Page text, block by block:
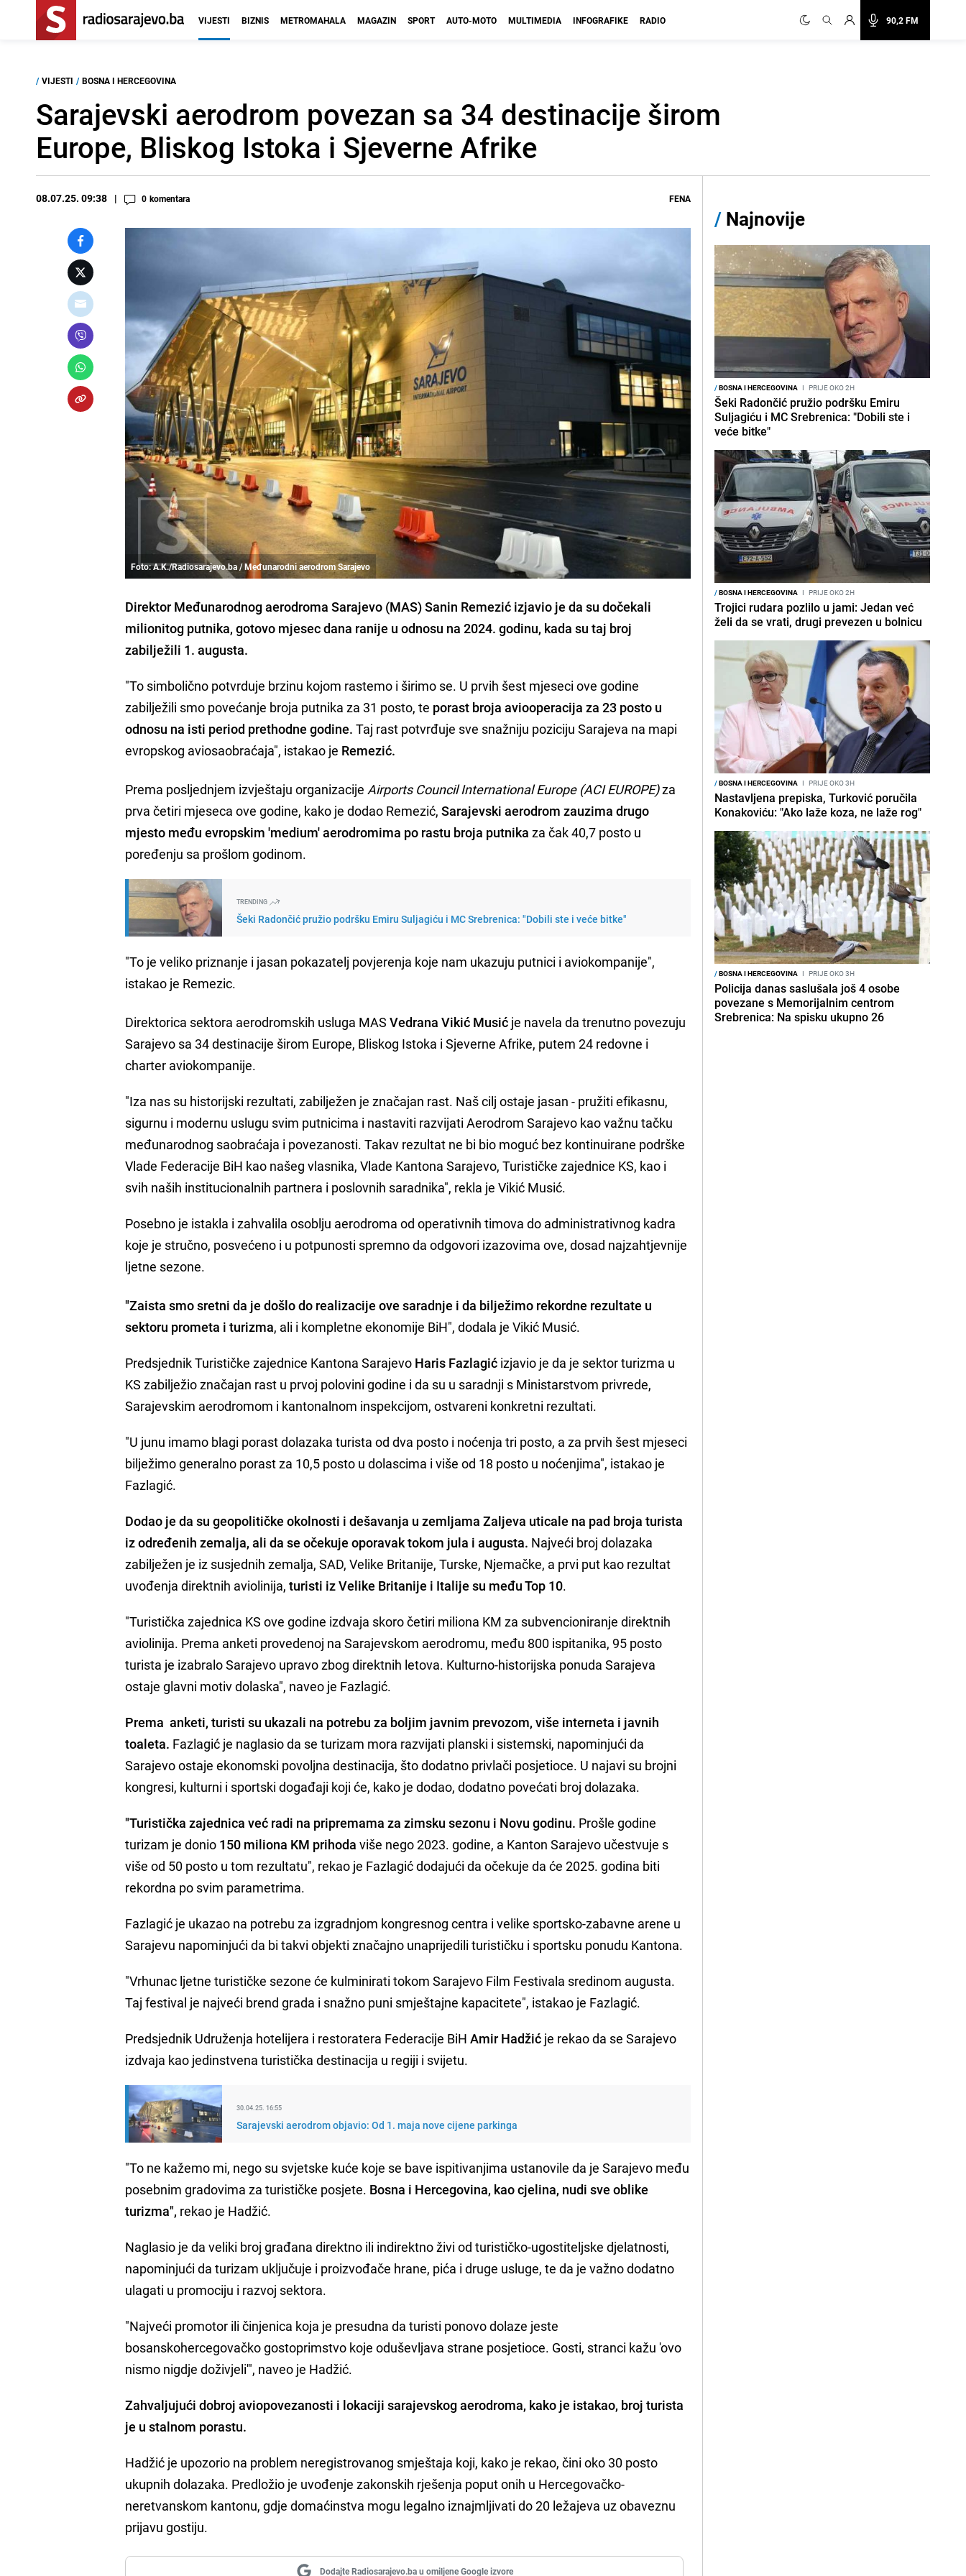
90,2 FM
VIJESTI BIZNIS METROMAHALA MAGAZIN SPORT AUTO-MOTO MULTIMEDIA INFOGRAFIKE RADIO
/ VIJESTI / BOSNA I HERCEGOVINA
Sarajevski aerodrom povezan sa 34 destinacije širom
Europe, Bliskog Istoka i Sjeverne Afrike
08.07.25. 09:38 0 komentara FENA
Foto: A.K./Radiosarajevo.ba / Međunarodni aerodrom Sarajevo
Direktor Međunarodnog aerodroma Sarajevo (MAS) Sanin Remezić izjavio je da su dočekali
milionitog putnika, gotovo mjesec dana ranije u odnosu na 2024. godinu, kada su taj broj
zabilježili 1. augusta.
"To simbolično potvrduje brzinu kojom rastemo i širimo se. U prvih šest mjeseci ove godine
zabilježili smo povećanje broja putnika za 31 posto, te porast broja aviooperacija za 23 posto u
odnosu na isti period prethodne godine. Taj rast potvrđuje sve snažniju poziciju Sarajeva na mapi
evropskog aviosaobraćaja", istakao je Remezić.
Prema posljednjem izvještaju organizacije Airports Council International Europe (ACI EUROPE)za
prva četiri mjeseca ove godine, kako je dodao Remezić, Sarajevski aerodrom zauzima drugo
mjesto među evropskim 'medium' aerodromima po rastu broja putnika za čak 40,7 posto u
poređenju sa prošlom godinom.
TRENDING
Šeki Radončić pružio podršku Emiru Suljagiću i MC Srebrenica: "Dobili ste i veće bitke"
"To je veliko priznanje i jasan pokazatelj povjerenja koje nam ukazuju putnici i aviokompanije",
istakao je Remezic.
Direktorica sektora aerodromskih usluga MASVedrana Vikić Musić je navela da trenutno povezuju
Sarajevo sa 34 destinacije širom Europe, Bliskog Istoka i Sjeverne Afrike, putem 24 redovne i
charter aviokompanije.
"Iza nas su historijski rezultati, zabilježen je značajan rast. Naš cilj ostaje jasan - pružiti efikasnu,
sigurnu i modernu uslugu svim putnicima i nastaviti razvijati Aerodrom Sarajevo kao važnu tačku
međunarodnog saobraćaja i povezanosti. Takav rezultat ne bi bio moguć bez kontinuirane podrške
Vlade Federacije BiH kao našeg vlasnika, Vlade Kantona Sarajevo, Turističke zajednice KS, kao i
svih naših institucionalnih partnera i poslovnih saradnika", rekla je Vikić Musić.
Posebno je istakla i zahvalila osoblju aerodroma od operativnih timova do administrativnog kadra
koje je stručno, posvećeno i u potpunosti spremno da odgovori izazovima ove, dosad najzahtjevnije
ljetne sezone.
"Zaista smo sretni da je došlo do realizacije ove saradnje i da bilježimo rekordne rezultate u
sektoru prometa i turizma, ali i kompletne ekonomije BiH", dodala je Vikić Musić.
Predsjednik Turističke zajednice Kantona Sarajevo Haris Fazlagić izjavio je da je sektor turizma u
KS zabilježio značajan rast u prvoj polovini godine i da su u saradnji s Ministarstvom privrede,
Sarajevskim aerodromom i kantonalnom inspekcijom, ostvareni konkretni rezultati.
"U junu imamo blagi porast dolazaka turista od dva posto i noćenja tri posto, a za prvih šest mjeseci
bilježimo generalno porast za 10,5 posto u dolascima i više od 18 posto u noćenjima", istakao je
Fazlagić.
Dodao je da su geopolitičke okolnosti i dešavanja u zemljama Zaljeva uticale na pad broja turista
iz određenih zemalja, ali da se očekuje oporavak tokom jula i augusta. Najveći broj dolazaka
zabilježen je iz susjednih zemalja, SAD, Velike Britanije, Turske, Njemačke, a prvi put kao rezultat
uvođenja direktnih aviolinija,turisti iz Velike Britanije i Italije su među Top 10.
"Turistička zajednica KS ove godine izdvaja skoro četiri miliona KM za subvencioniranje direktnih
aviolinija. Prema anketi provedenoj na Sarajevskom aerodromu, među 800 ispitanika, 95 posto
turista je izabralo Sarajevo upravo zbog direktnih letova. Kulturno-historijska ponuda Sarajeva
ostaje glavni motiv dolaska", naveo je Fazlagić.
Prema anketi, turisti su ukazali na potrebu za boljim javnim prevozom, više interneta i javnih
toaleta. Fazlagić je naglasio da se turizam mora razvijati planski i sistemski, napominjući da
Sarajevo ostaje ekonomski povoljna destinacija, što dodatno privlači posjetioce. U najavi su brojni
kongresi, kulturni i sportski događaji koji će, kako je dodao, dodatno povećati broj dolazaka.
"Turistička zajednica već radi na pripremama za zimsku sezonu i Novu godinu. Prošle godine
turizam je donio 150 miliona KM prihoda više nego 2023. godine, a Kanton Sarajevo učestvuje s
više od 50 posto u tom rezultatu", rekao je Fazlagić dodajući da očekuje da će 2025. godina biti
rekordna po svim parametrima.
Fazlagić je ukazao na potrebu za izgradnjom kongresnog centra i velike sportsko-zabavne arene u
Sarajevu napominjući da bi takvi objekti značajno unaprijedili turističku i sportsku ponudu Kantona.
"Vrhunac ljetne turističke sezone će kulminirati tokom Sarajevo Film Festivala sredinom augusta.
Taj festival je najveći brend grada i snažno puni smještajne kapacitete", istakao je Fazlagić.
Predsjednik Udruženja hotelijera i restoratera Federacije BiHAmir Hadžić je rekao da se Sarajevo
izdvaja kao jedinstvena turistička destinacija u regiji i svijetu.
30.04.25. 16:55
Sarajevski aerodrom objavio: Od 1. maja nove cijene parkinga
"To ne kažemo mi, nego su svjetske kuće koje se bave ispitivanjima ustanovile da je Sarajevo među
posebnim gradovima za turističke posjete. Bosna i Hercegovina, kao cjelina, nudi sve oblike
turizma", rekao je Hadžić.
Naglasio je da veliki broj građana direktno ili indirektno živi od turističko-ugostiteljske djelatnosti,
napominjući da turizam uključuje i proizvođače hrane, pića i druge usluge, te da je važno dodatno
ulagati u promociju i razvoj sektora.
"Najveći promotor ili činjenica koja je presudna da turisti ponovo dolaze jeste
bosanskohercegovačko gostoprimstvo koje oduševljava strane posjetioce. Gosti, stranci kažu 'ovo
nismo nigdje doživjeli'", naveo je Hadžić.
Zahvaljujući dobroj aviopovezanosti i lokaciji sarajevskog aerodroma, kako je istakao, broj turista
je u stalnom porastu.
Hadžić je upozorio na problem neregistrovanog smještaja koji, kako je rekao, čini oko 30 posto
ukupnih dolazaka. Predložio je uvođenje zakonskih rješenja poput onih u Hercegovačko-
neretvanskom kantonu, gdje domaćinstva mogu legalno iznajmljivati do 20 ležajeva uz obaveznu
prijavu gostiju.
Dodajte Radiosarajevo.ba u omiljene Google izvore
/ Najnovije
/BOSNA I HERCEGOVINA I PRIJE OKO 2H
Šeki Radončić pružio podršku Emiru
Suljagiću i MC Srebrenica: "Dobili ste i
veće bitke"
/BOSNA I HERCEGOVINA I PRIJE OKO 2H
Trojici rudara pozlilo u jami: Jedan već
želi da se vrati, drugi prevezen u bolnicu
/BOSNA I HERCEGOVINA I PRIJE OKO 3H
Nastavljena prepiska, Turković poručila
Konakoviću: "Ako laže koza, ne laže rog"
/BOSNA I HERCEGOVINA I PRIJE OKO 3H
Policija danas saslušala još 4 osobe
povezane s Memorijalnim centrom
Srebrenica: Na spisku ukupno 26